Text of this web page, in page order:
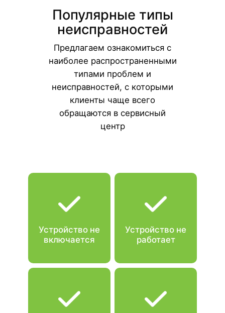
Популярные типы
неисправностей
Предлагаем ознакомиться с
наиболее распространенными
типами проблем и
неисправностей, с которыми
клиенты чаще всего
обращаются в сервисный
центр
Устройство не
включается
Устройство не
работает